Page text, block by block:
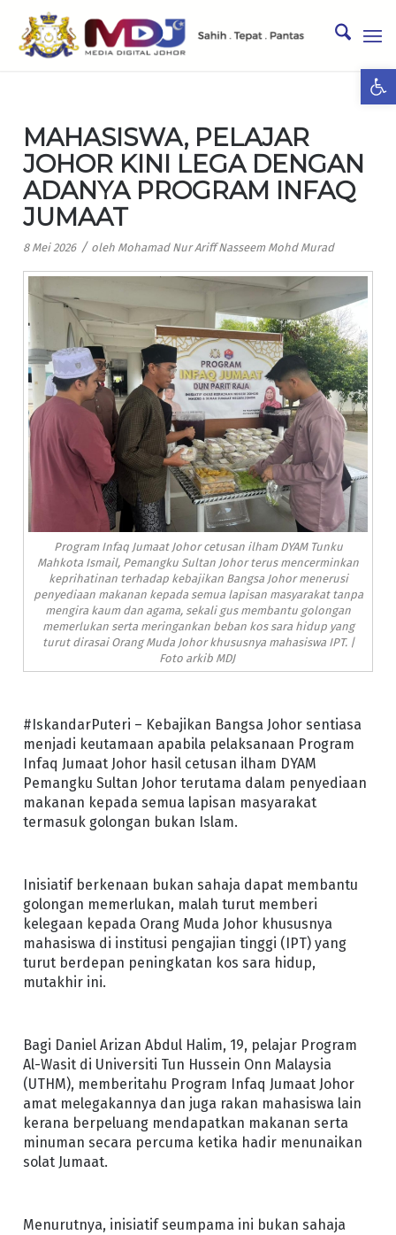
MAHASISWA, PELAJAR
JOHOR KINI LEGA DENGAN
ADANYA PROGRAM INFAQ
JUMAAT
8 Mei 2026 / oleh Mohamad Nur Ariff Nasseem Mohd Murad
Program Infaq Jumaat Johor cetusan ilham DYAM Tunku
Mahkota Ismail, Pemangku Sultan Johor terus mencerminkan
keprihatinan terhadap kebajikan Bangsa Johor menerusi
penyediaan makanan kepada semua lapisan masyarakat tanpa
mengira kaum dan agama, sekali gus membantu golongan
memerlukan serta meringankan beban kos sara hidup yang
turut dirasai Orang Muda Johor khususnya mahasiswa IPT. |
Foto arkib MDJ
#IskandarPuteri – Kebajikan Bangsa Johor sentiasa
menjadi keutamaan apabila pelaksanaan Program
Infaq Jumaat Johor hasil cetusan ilham DYAM
Pemangku Sultan Johor terutama dalam penyediaan
makanan kepada semua lapisan masyarakat
termasuk golongan bukan Islam.
Inisiatif berkenaan bukan sahaja dapat membantu
golongan memerlukan, malah turut memberi
kelegaan kepada Orang Muda Johor khususnya
mahasiswa di institusi pengajian tinggi (IPT) yang
turut berdepan peningkatan kos sara hidup,
mutakhir ini.
Bagi Daniel Arizan Abdul Halim, 19, pelajar Program
Al-Wasit di Universiti Tun Hussein Onn Malaysia
(UTHM), memberitahu Program Infaq Jumaat Johor
amat melegakannya dan juga rakan mahasiswa lain
kerana berpeluang mendapatkan makanan serta
minuman secara percuma ketika hadir menunaikan
solat Jumaat.
Menurutnya, inisiatif seumpama ini bukan sahaja